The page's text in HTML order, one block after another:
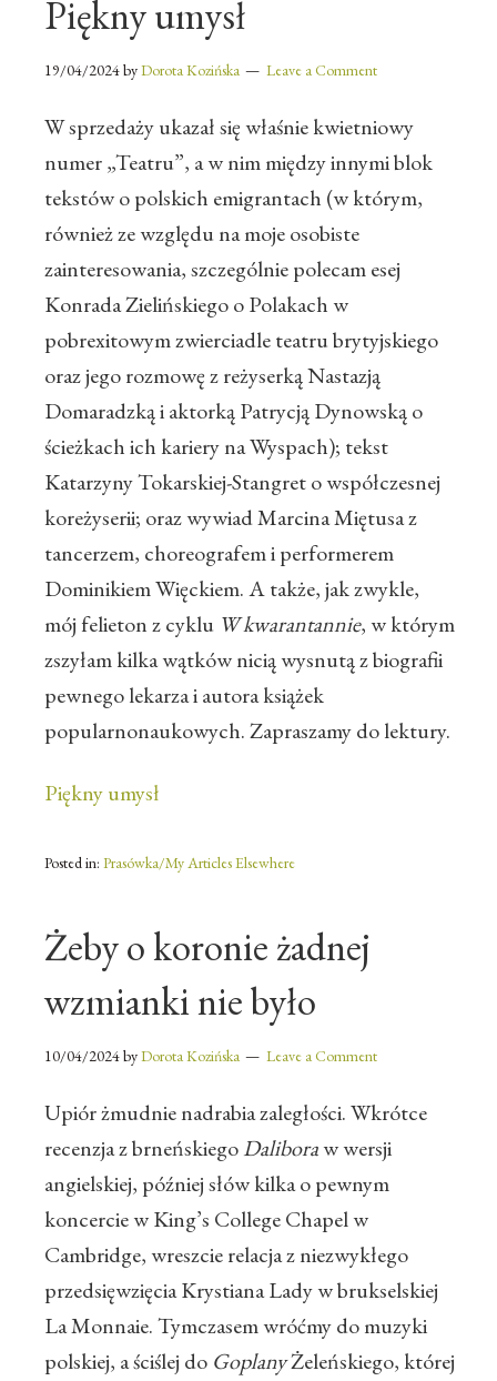
Piękny umysł
19/04/2024byDorota Kozińska Leave a Comment
W sprzedaży ukazał się właśnie kwietniowy
numer „Teatru”, a w nim między innymi blok
tekstów o polskich emigrantach (w którym,
również ze względu na moje osobiste
zainteresowania, szczególnie polecam esej
Konrada Zielińskiego o Polakach w
pobrexitowym zwierciadle teatru brytyjskiego
oraz jego rozmowę z reżyserką Nastazją
Domaradzką i aktorką Patrycją Dynowską o
ścieżkach ich kariery na Wyspach); tekst
Katarzyny Tokarskiej-Stangret o współczesnej
koreżyserii; oraz wywiad Marcina Miętusa z
tancerzem, choreografem i performerem
Dominikiem Więckiem. A także, jak zwykle,
mój felieton z cyklu W kwarantannie, w którym
zszyłam kilka wątków nicią wysnutą z biografii
pewnego lekarza i autora książek
popularnonaukowych. Zapraszamy do lektury.
Piękny umysł
Posted in: Prasówka/My Articles Elsewhere
Żeby o koronie żadnej
wzmianki nie było
10/04/2024byDorota Kozińska Leave a Comment
Upiór żmudnie nadrabia zaległości. Wkrótce
recenzja z brneńskiegoDaliboraw wersji
angielskiej, później słów kilka o pewnym
koncercie w King’s College Chapel w
Cambridge, wreszcie relacja z niezwykłego
przedsięwzięcia Krystiana Lady w brukselskiej
La Monnaie. Tymczasem wróćmy do muzyki
polskiej, a ściślej do GoplanyŻeleńskiego, której